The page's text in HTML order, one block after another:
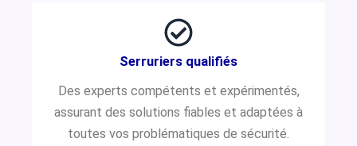
Serruriers qualifiés
Des experts compétents et expérimentés,
assurant des solutions fiables et adaptées à
toutes vos problématiques de sécurité.